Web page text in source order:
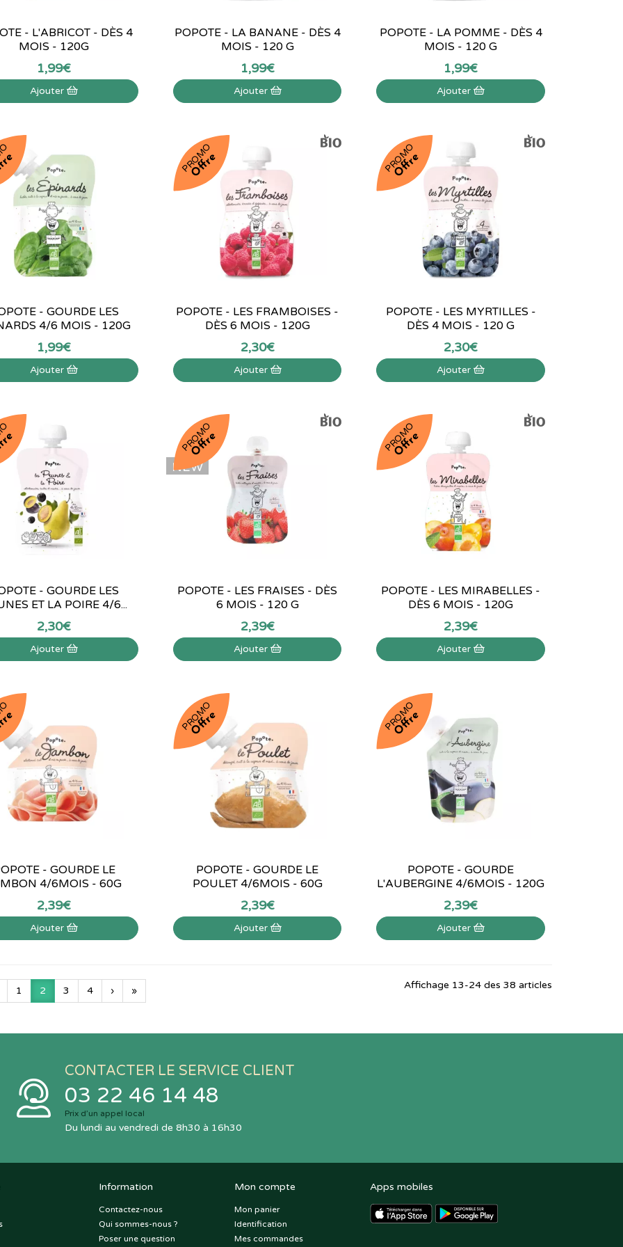
- L'ABRICOT - DÈS 4
MOIS - 120G
1,99€
Ajouter
POPOTE - LA BANANE - DÈS 4
MOIS - 120 G
1,99€
Ajouter
POPOTE - LA POMME - DÈS 4
MOIS - 120 G
1,99€
Ajouter
- GOURDE LES
4/6 MOIS - 120G
1,99€
Ajouter
PROMO
Offre
POPOTE - LES FRAMBOISES -
DÈS 6 MOIS - 120G
2,30€
Ajouter
PROMO
Offre
POPOTE - LES MYRTILLES -
DÈS 4 MOIS - 120 G
2,30€
Ajouter
- GOURDE LES
ET LA POIRE 4/6...
2,30€
Ajouter
PROMO
Offre
NEW
POPOTE - LES FRAISES - DÈS
6 MOIS - 120 G
2,39€
Ajouter
PROMO
Offre
POPOTE - LES MIRABELLES -
DÈS 6 MOIS - 120G
2,39€
Ajouter
- GOURDE LE
4/6MOIS - 60G
2,39€
Ajouter
PROMO
Offre
POPOTE - GOURDE LE
POULET 4/6MOIS - 60G
2,39€
Ajouter
PROMO
Offre
POPOTE - GOURDE
L'AUBERGINE 4/6MOIS - 120G
2,39€
Ajouter
1 2 3 4 › » Affichage 13-24 des 38 articles
CONTACTER LE SERVICE CLIENT
03 22 46 14 48
Prix d’un appel local
Du lundi au vendredi de 8h30 à 16h30
Information
Contactez-nous
Qui sommes-nous ?
Poser une question
Mon compte
Mon panier
Identification
Mes commandes
Apps mobiles